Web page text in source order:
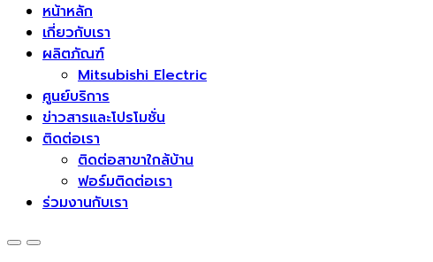
หน้าหลัก
เกี่ยวกับเรา
ผลิตภัณฑ์
Mitsubishi Electric
ศูนย์บริการ
ข่าวสารและโปรโมชั่น
ติดต่อเรา
ติดต่อสาขาใกล้บ้าน
ฟอร์มติดต่อเรา
ร่วมงานกับเรา